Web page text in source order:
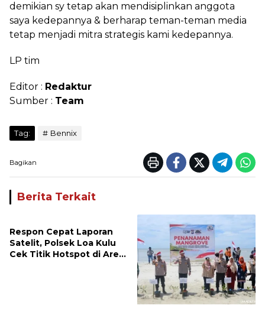
demikian sy tetap akan mendisiplinkan anggota
saya kedepannya & berharap teman-teman media
tetap menjadi mitra strategis kami kedepannya.
LP tim
Editor : Redaktur
Sumber : Team
Tag: Bennix
Bagikan
Berita Terkait
Respon Cepat Laporan
Satelit, Polsek Loa Kulu
Cek Titik Hotspot di Area